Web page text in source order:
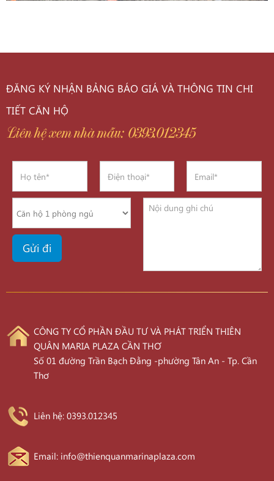
ĐĂNG KÝ NHẬN BẢNG BÁO GIÁ VÀ THÔNG TIN CHI
TIẾT CĂN HỘ
Liên hệ xem nhà mẫu: 0393.012345
CÔNG TY CỔ PHẦN ĐẦU TƯ VÀ PHÁT TRIỂN THIÊN
QUÂN MARIA PLAZA CẦN THƠ
Số 01 đường Trần Bạch Đằng -phường Tân An - Tp. Cần
Thơ
Liên hệ: 0393.012345
Email: info@thienquanmarinaplaza.com